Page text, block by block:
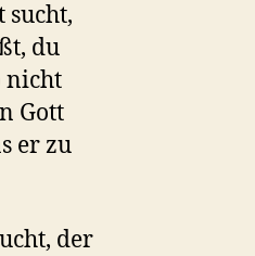
sucht,
du
nicht
Gott
er zu
der